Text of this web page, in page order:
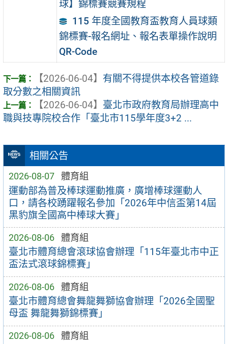
相關公告
2026-08-07 體育組
運動部為普及棒球運動推廣，廣增棒球運動人
口，請各校踴躍報名參加「2026年中信盃第14屆
黑豹旗全國高中棒球大賽」
2026-08-06 體育組
臺北市體育總會滾球協會辦理「115年臺北市中正
盃法式滾球錦標賽」
2026-08-06 體育組
臺北市體育總會舞龍舞獅協會辦理「2026全國聖
母盃 舞龍舞獅錦標賽」
2026-08-06 體育組
球】錦標賽競賽規程
115 年度全國教育盃教育人員球類
錦標賽-報名網址、報名表單操作說明
QR-Code
【2026-06-04】 有關不得提供本校各管道錄
取分數之相關資訊
【2026-06-04】 臺北市政府教育局辦理高中
職與技專院校合作「臺北市115學年度3+2 ...